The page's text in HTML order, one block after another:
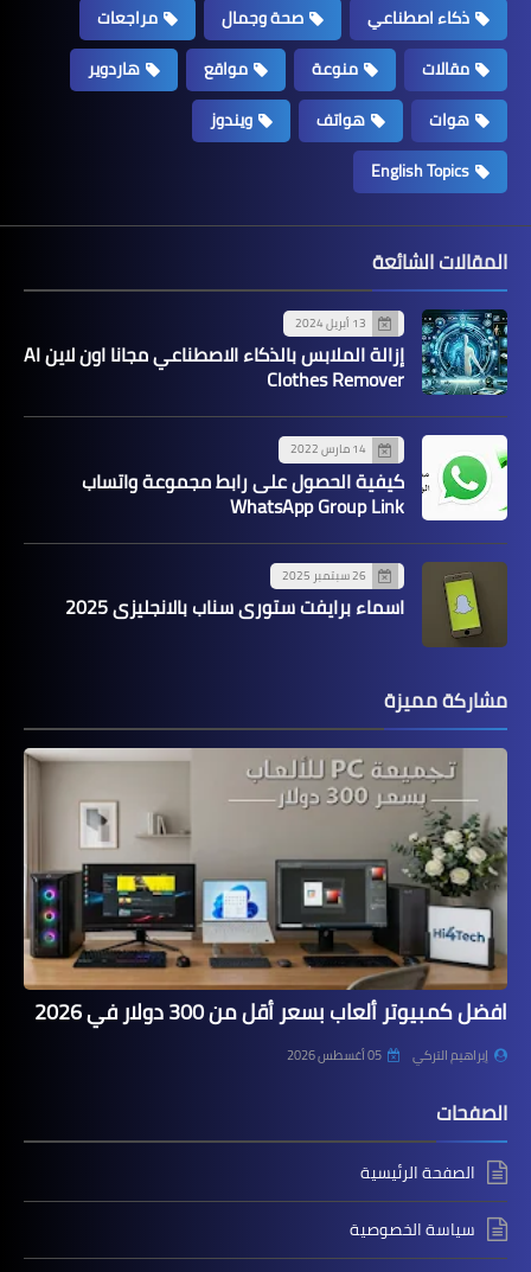
ذكاء اصطناعي
صحة وجمال
مراجعات
مقالات
منوعة مواقع
هاردوير
هوات
هواتف
ويندوز
English Topics
المقالات الشائعة
13 أبريل 2024
إزالة الملابس بالذكاء الاصطناعي مجانا اون لاين AI
Clothes Remover
14 مارس 2022
كيفية الحصول على رابط مجموعة واتساب
WhatsApp Group Link
26 سبتمبر 2025
اسماء برايفت ستوري سناب بالانجليزي 2025
مشاركة مميزة
افضل كمبيوتر ألعاب بسعر أقل من 300 دولار في 2026
إبراهيم التركي 05 أغسطس 2026
الصفحات
الصفحة الرئيسية
سياسة الخصوصية